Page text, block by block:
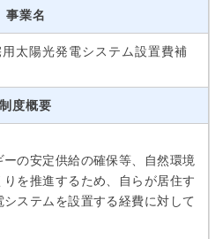
事業名
太陽光発電システム設置費補
制度概要
の安定供給の確保等、自然環境
を推進するため、自らが居住す
ステムを設置する経費に対して